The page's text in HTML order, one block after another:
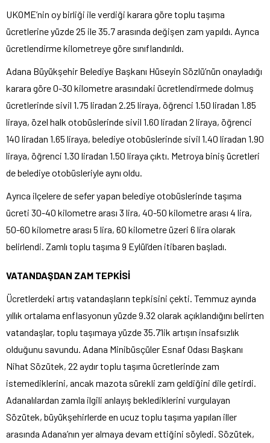
UKOME’nin oy birliği ile verdiği karara göre toplu taşıma
ücretlerine yüzde 25 ile 35.7 arasında değişen zam yapıldı. Ayrıca
ücretlendirme kilometreye göre sınıflandırıldı.
Adana Büyükşehir Belediye Başkanı Hüseyin Sözlü’nün onayladığı
karara göre 0-30 kilometre arasındaki ücretlendirmede dolmuş
ücretlerinde sivil 1.75 liradan 2.25 liraya, öğrenci 1.50 liradan 1.85
liraya, özel halk otobüslerinde sivil 1.60 liradan 2 liraya, öğrenci
140 liradan 1.65 liraya, belediye otobüslerinde sivil 1.40 liradan 1.90
liraya, öğrenci 1.30 liradan 1.50 liraya çıktı. Metroya biniş ücretleri
de belediye otobüsleriyle aynı oldu.
Ayrıca ilçelere de sefer yapan belediye otobüslerinde taşıma
ücreti 30-40 kilometre arası 3 lira, 40-50 kilometre arası 4 lira,
50-60 kilometre arası 5 lira, 60 kilometre üzeri 6 lira olarak
belirlendi. Zamlı toplu taşıma 9 Eylül’den itibaren başladı.
VATANDAŞDAN ZAM TEPKİSİ
Ücretlerdeki artış vatandaşların tepkisini çekti. Temmuz ayında
yıllık ortalama enflasyonun yüzde 9.32 olarak açıklandığını belirten
vatandaşlar, toplu taşımaya yüzde 35.7’lik artışın insafsızlık
olduğunu savundu. Adana Minibüsçüler Esnaf Odası Başkanı
Nihat Sözütek, 22 aydır toplu taşıma ücretlerinde zam
istemediklerini, ancak mazota sürekli zam geldiğini dile getirdi.
Adanalılardan zamla ilgili anlayış beklediklerini vurgulayan
Sözütek, büyükşehirlerde en ucuz toplu taşıma yapılan iller
arasında Adana’nın yer almaya devam ettiğini söyledi. Sözütek,